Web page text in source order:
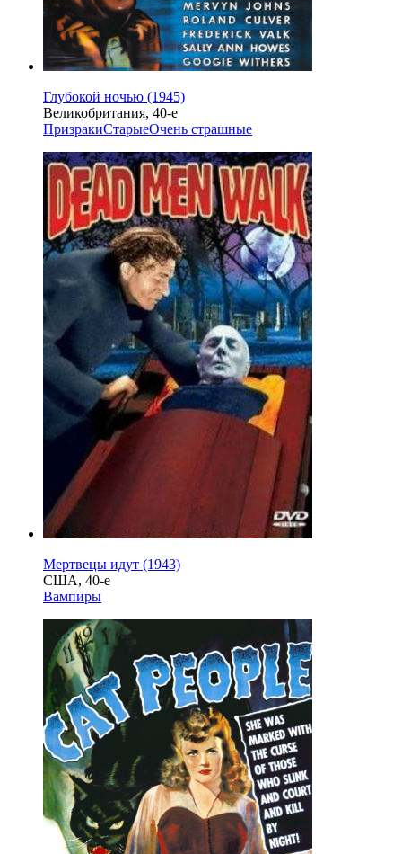
Глубокой ночью (1945)
Великобритания, 40-е
ПризракиСтарыеОчень страшные
Мертвецы идут (1943)
США, 40-е
Вампиры